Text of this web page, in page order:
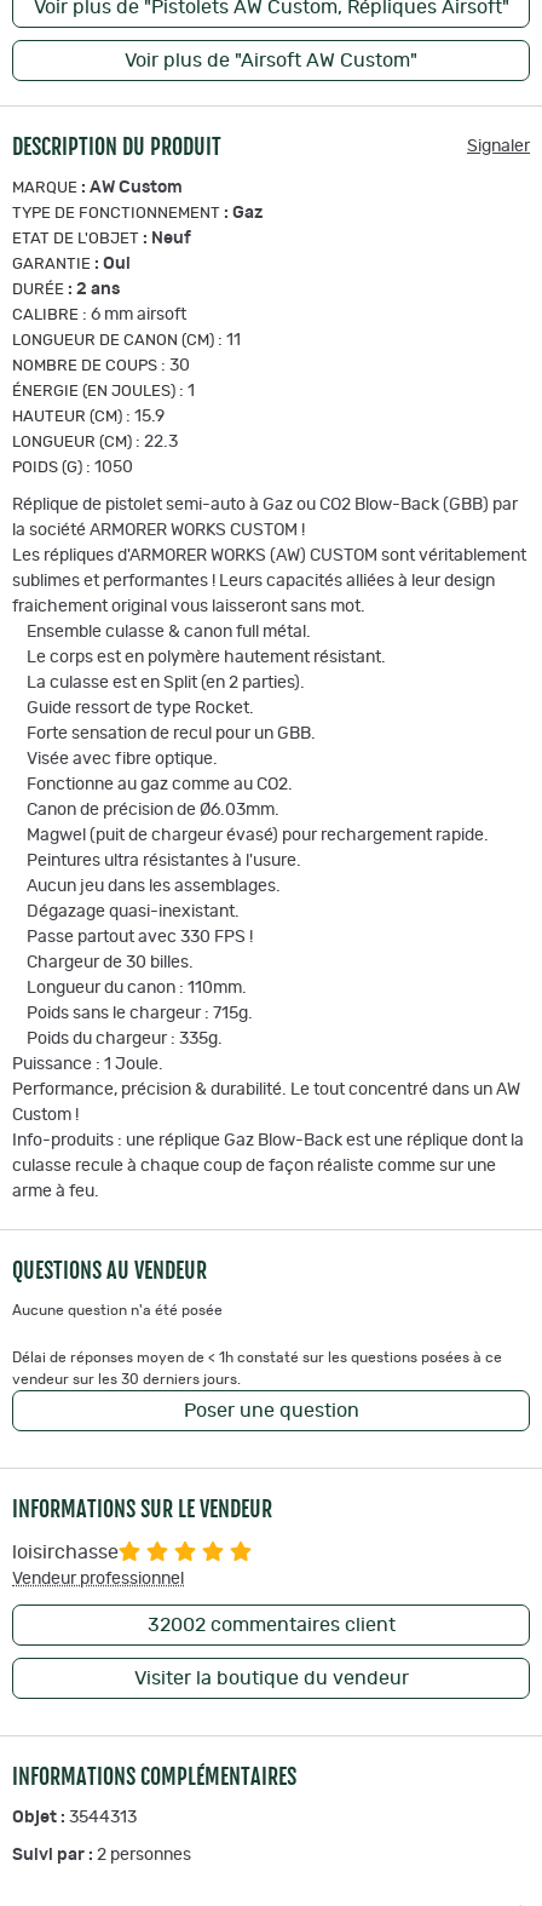
Voir plus de "Pistolets AW Custom, Répliques Airsoft"
Voir plus de "Airsoft AW Custom"
DESCRIPTION DU PRODUIT Signaler
MARQUE : AW Custom
TYPE DE FONCTIONNEMENT : Gaz
ETAT DE L'OBJET : Neuf
GARANTIE : Oui
DURÉE : 2 ans
CALIBRE : 6 mm airsoft
LONGUEUR DE CANON (CM) : 11
NOMBRE DE COUPS : 30
ÉNERGIE (EN JOULES) : 1
HAUTEUR (CM) : 15.9
LONGUEUR (CM) : 22.3
POIDS (G) : 1050
Réplique de pistolet semi-auto à Gaz ou CO2 Blow-Back (GBB) par
la société ARMORER WORKS CUSTOM !
Les répliques d'ARMORER WORKS (AW) CUSTOM sont véritablement
sublimes et performantes ! Leurs capacités alliées à leur design
fraichement original vous laisseront sans mot.
Ensemble culasse & canon full métal.
Le corps est en polymère hautement résistant.
La culasse est en Split (en 2 parties).
Guide ressort de type Rocket.
Forte sensation de recul pour un GBB.
Visée avec fibre optique.
Fonctionne au gaz comme au CO2.
Canon de précision de Ø6.03mm.
Magwel (puit de chargeur évasé) pour rechargement rapide.
Peintures ultra résistantes à l'usure.
Aucun jeu dans les assemblages.
Dégazage quasi-inexistant.
Passe partout avec 330 FPS !
Chargeur de 30 billes.
Longueur du canon : 110mm.
Poids sans le chargeur : 715g.
Poids du chargeur : 335g.
Puissance : 1 Joule.
Performance, précision & durabilité. Le tout concentré dans un AW
Custom !
Info-produits : une réplique Gaz Blow-Back est une réplique dont la
culasse recule à chaque coup de façon réaliste comme sur une
arme à feu.
QUESTIONS AU VENDEUR
Aucune question n'a été posée
Délai de réponses moyen de < 1h constaté sur les questions posées à ce
vendeur sur les 30 derniers jours.
Poser une question
INFORMATIONS SUR LE VENDEUR
loisirchasse
Vendeur professionnel
32002commentaires client
Visiter la boutique du vendeur
INFORMATIONS COMPLÉMENTAIRES
Objet : 3544313
Suivi par : 2 personnes